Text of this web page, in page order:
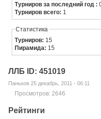
Турниров за последний год :
Турниров всего: 1
Статистика
Турниров: 15
Пирамида: 15
ЛЛБ ID: 451019
Паньков 25 декабрь, 2011 - 06:11
Просмотров: 2646
Рейтинги